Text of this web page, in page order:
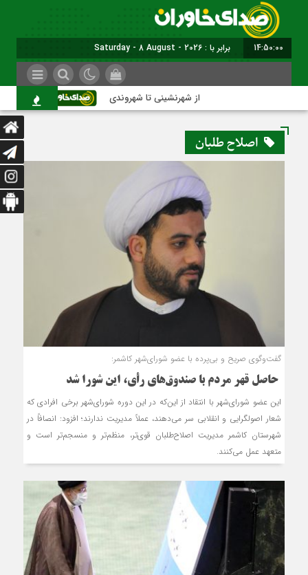
14:50:01 برابر با : Saturday - 8 August - 2026
از شهرنشینی تا شهروندی اصناف در
اصلاح طلبان
گفت‌وگوی صریح و بی‌پرده با عضو شورای‌شهر کاشمر:
حاصل قهر مردم با صندوق‌های رأی، این شورا ‌شد
این عضو شورای‌شهر با انتقاد از این‌که در این دوره شورای‌شهر برخی افرادی که
شعار اصولگرایی و انقلابی سر می‌دهند، عملاً مدیریت ندارند؛ افزود: انصافاً در
شهرستان کاشمر مدیریت‌ اصلاح‌طلبان قوی‌تر، منظم‌تر و منسجم‌تر است و
متعهد عمل می‌کنند.